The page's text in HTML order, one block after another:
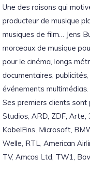
Une des raisons qui
producteur de musique
musiques de film… Jens
morceaux de musique
pour le cinéma, longs
documentaires,
événements multimédias.
Ses premiers clients
Studios, ARD, ZDF, Arte,
KabelEins, Microsoft,
Welle, RTL, American
TV, Amcos Ltd, TW1,